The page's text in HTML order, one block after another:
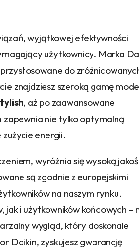
wyjątkowej efektywności
użytkownicy. Marka
do
znajdziesz szeroką gamę
, aż po zaawansowane
zapewnia nie tylko optymalną
energii.
wyróżnia się wysoką
są zgodnie z europejskimi
na naszym rynku.
i użytkowników końcowych –
wygląd, który doskonale
Daikin, zyskujesz gwarancję